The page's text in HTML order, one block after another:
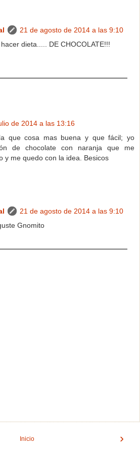
21 de agosto de 2014 a las 9:10
dieta..... DE CHOCOLATE!!!
de 2014 a las 13:16
que cosa mas buena y que fácil; yo
de chocolate con naranja que me
y me quedo con la idea. Besicos
21 de agosto de 2014 a las 9:10
Gnomito
›
Inicio